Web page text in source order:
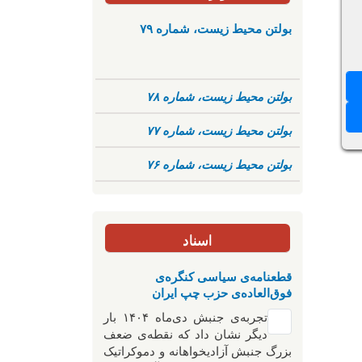
بولتن محیط زیست، شماره ۷۹
بولتن محیط زیست، شماره ۷۸
بولتن محیط زیست، شماره ۷۷
بولتن محیط زیست، شماره ۷۶
اسناد
قطعنامه‌ی سیاسی کنگره‌ی
فوق‌العاده‌ی حزب چپ ایران
تجربه‌ی جنبش دی‌ماه ۱۴۰۴ بار
دیگر نشان داد که نقطه‌ی ضعف
بزرگ جنبش آزادیخواهانه و دموکراتیک